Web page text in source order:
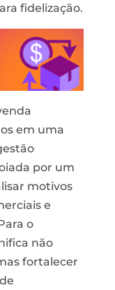
fidelização.
em uma
por um
motivos
e
o
não
fortalecer